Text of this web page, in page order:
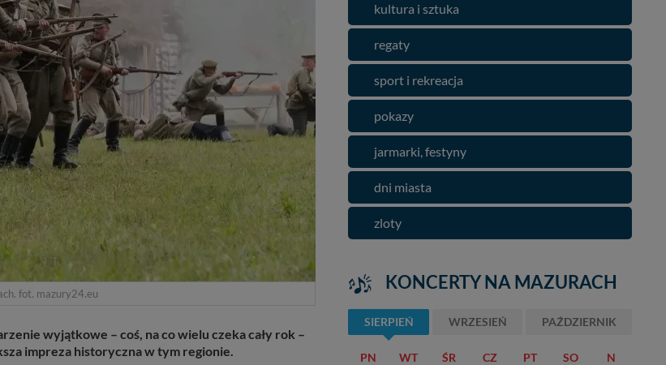
fot. mazury24.eu
wyjątkowe – coś, na co wielu czeka cały rok –
impreza historyczna w tym regionie.
kultura i sztuka
regaty
sport i rekreacja
pokazy
jarmarki, festyny
dni miasta
zloty
KONCERTY NA MAZURACH
SIERPIEŃ WRZESIEŃ PAŹDZIERNIK
PN WT ŚR CZ PT SO N